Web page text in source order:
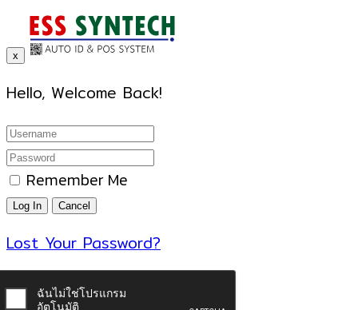
x
Hello, Welcome Back!
Remember Me
Lost Your Password?